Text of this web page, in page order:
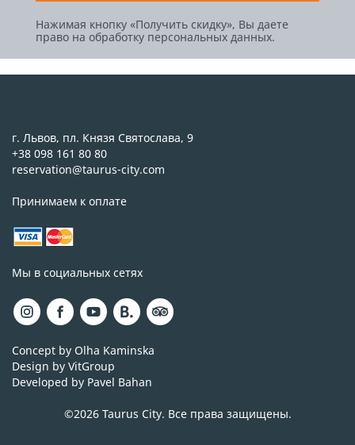
Нажимая кнопку «Получить скидку», Вы даете
право на обработку персональных данных.
г. Львов, пл. Князя Святослава, 9
+38 098 161 80 80
reservation@taurus-city.com
Принимаем к оплате
Мы в социальных сетях
Concept by Olha Kaminska
Design by VitGroup
Developed by Pavel Bahan
©2026 Taurus City. Все права защищены.